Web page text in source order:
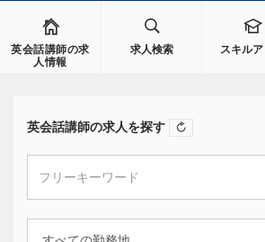
英会話講師の求
人情報
求人検索 スキル
英会話講師の求人を探す